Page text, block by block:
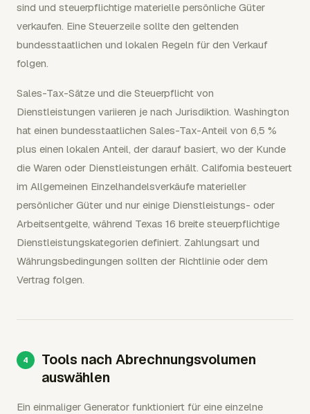
sind und steuerpflichtige materielle persönliche Güter
verkaufen. Eine Steuerzeile sollte den geltenden
bundesstaatlichen und lokalen Regeln für den Verkauf
folgen.
Sales-Tax-Sätze und die Steuerpflicht von
Dienstleistungen variieren je nach Jurisdiktion. Washington
hat einen bundesstaatlichen Sales-Tax-Anteil von 6,5 %
plus einen lokalen Anteil, der darauf basiert, wo der Kunde
die Waren oder Dienstleistungen erhält. California besteuert
im Allgemeinen Einzelhandelsverkäufe materieller
persönlicher Güter und nur einige Dienstleistungs- oder
Arbeitsentgelte, während Texas 16 breite steuerpflichtige
Dienstleistungskategorien definiert. Zahlungsart und
Währungsbedingungen sollten der Richtlinie oder dem
Vertrag folgen.
Tools nach Abrechnungsvolumen
auswählen
Ein einmaliger Generator funktioniert für eine einzelne